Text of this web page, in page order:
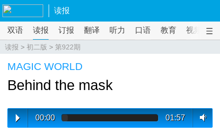
读报
双语 读报 订报 翻译 听力 口语 教育 视频
读报 > 初二版 > 第922期
MAGIC WORLD
Behind the mask
00:00 01:57